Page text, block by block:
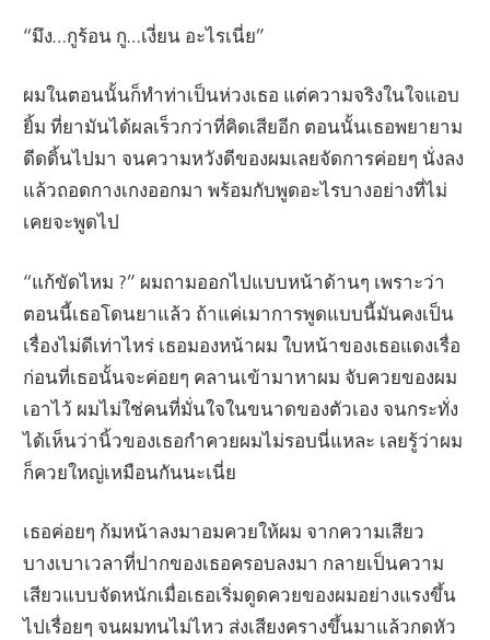
“มึง…กูร้อน กู…เงี่ยน อะไรเนี่ย”
ผมในตอนนั้นก็ทำท่าเป็นห่วงเธอ แต่ความจริงในใจแอบ
ยิ้ม ที่ยามันได้ผลเร็วกว่าที่คิดเสียอีก ตอนนั้นเธอพยายาม
ดีดดิ้นไปมา จนความหวังดีของผมเลยจัดการค่อยๆ นั่งลง
แล้วถอดกางเกงออกมา พร้อมกับพูดอะไรบางอย่างที่ไม่
เคยจะพูดไป
“แก้ขัดไหม ?” ผมถามออกไปแบบหน้าด้านๆ เพราะว่า
ตอนนี้เธอโดนยาแล้ว ถ้าแค่เมาการพูดแบบนี้มันคงเป็น
เรื่องไม่ดีเท่าไหร่ เธอมองหน้าผม ใบหน้าของเธอแดงเรื่อ
ก่อนที่เธอนั้นจะค่อยๆ คลานเข้ามาหาผม จับควยของผม
เอาไว้ ผมไม่ใช่คนที่มั่นใจในขนาดของตัวเอง จนกระทั่ง
ได้เห็นว่านิ้วของเธอกำควยผมไม่รอบนี่แหละ เลยรู้ว่าผม
ก็ควยใหญ่เหมือนกันนะเนี่ย
เธอค่อยๆ ก้มหน้าลงมาอมควยให้ผม จากความเสียว
บางเบาเวลาที่ปากของเธอครอบลงมา กลายเป็นความ
เสียวแบบจัดหนักเมื่อเธอเริ่มดูดควยของผมอย่างแรงขึ้น
ไปเรื่อยๆ จนผมทนไม่ไหว ส่งเสียงครางขึ้นมาแล้วกดหัว